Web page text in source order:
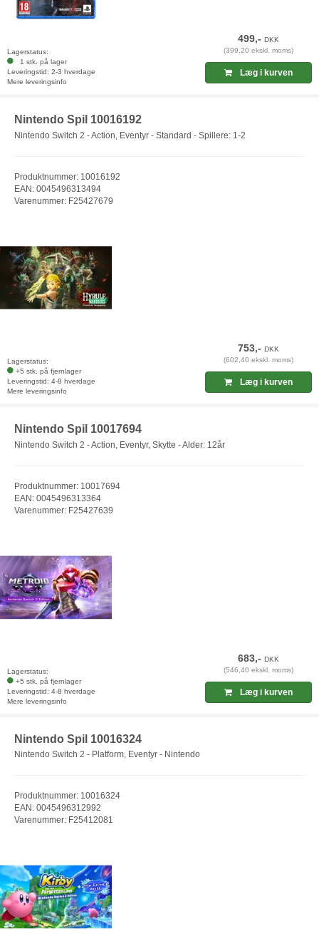
Lagerstatus:
1 stk. på lager
Leveringstid: 2-3 hverdage
Mere leveringsinfo
499,-DKK
(399,20 ekskl. moms)
Læg i kurven
Nintendo Spil 10016192
Nintendo Switch 2 - Action, Eventyr - Standard - Spillere: 1-2
Produktnummer: 10016192
EAN: 0045496313494
Varenummer: F25427679
Lagerstatus:
+5 stk. på fjernlager
Leveringstid: 4-8 hverdage
Mere leveringsinfo
753,-DKK
(602,40 ekskl. moms)
Læg i kurven
Nintendo Spil 10017694
Nintendo Switch 2 - Action, Eventyr, Skytte - Alder: 12år
Produktnummer: 10017694
EAN: 0045496313364
Varenummer: F25427639
Lagerstatus:
+5 stk. på fjernlager
Leveringstid: 4-8 hverdage
Mere leveringsinfo
683,-DKK
(546,40 ekskl. moms)
Læg i kurven
Nintendo Spil 10016324
Nintendo Switch 2 - Platform, Eventyr - Nintendo
Produktnummer: 10016324
EAN: 0045496312992
Varenummer: F25412081